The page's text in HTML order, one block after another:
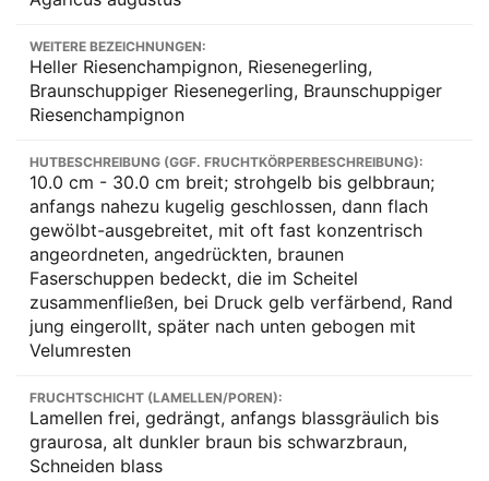
WEITERE BEZEICHNUNGEN:
Heller Riesenchampignon, Riesenegerling,
Braunschuppiger Riesenegerling, Braunschuppiger
Riesenchampignon
HUTBESCHREIBUNG (GGF. FRUCHTKÖRPERBESCHREIBUNG):
10.0 cm - 30.0 cm breit; strohgelb bis gelbbraun;
anfangs nahezu kugelig geschlossen, dann flach
gewölbt-ausgebreitet, mit oft fast konzentrisch
angeordneten, angedrückten, braunen
Faserschuppen bedeckt, die im Scheitel
zusammenfließen, bei Druck gelb verfärbend, Rand
jung eingerollt, später nach unten gebogen mit
Velumresten
FRUCHTSCHICHT (LAMELLEN/POREN):
Lamellen frei, gedrängt, anfangs blassgräulich bis
graurosa, alt dunkler braun bis schwarzbraun,
Schneiden blass